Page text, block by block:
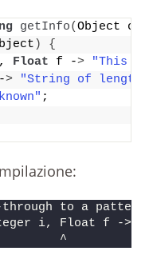
getInfo(Object
)
{
Float f ->
"This is
>
"String of length
;
to a pattern
i, Float f ->
^